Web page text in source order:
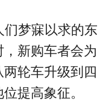
梦寐以求的东
新购车者会为
轮车升级到四
提高象征。